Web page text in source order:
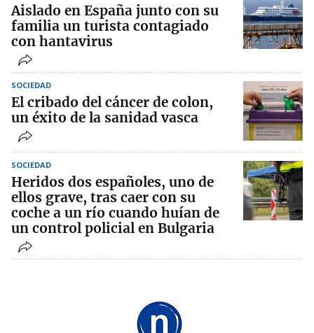
Aislado en España junto con su
familia un turista contagiado
con hantavirus
SOCIEDAD
El cribado del cáncer de colon,
un éxito de la sanidad vasca
SOCIEDAD
Heridos dos españoles, uno de
ellos grave, tras caer con su
coche a un río cuando huían de
un control policial en Bulgaria